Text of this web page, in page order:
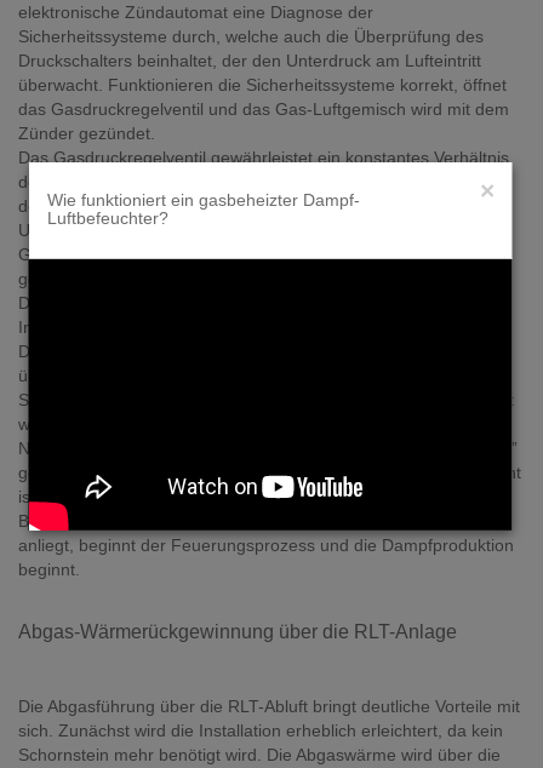
×
Wie funktioniert ein gasbeheizter Dampf-
Luftbefeuchter?
elektronische Zündautomat eine Diagnose der
Sicherheitssysteme durch, welche auch die Überprüfung des
Druckschalters beinhaltet, der den Unterdruck am Lufteintritt
überwacht. Funktionieren die Sicherheitssysteme korrekt, öffnet
das Gasdruckregelventil und das Gas-Luftgemisch wird mit dem
Zünder gezündet.
Das Gasdruckregelventil gewährleistet ein konstantes Verhältnis
der Luft zum Erdgas bzw. Propangas und zwar unabhängig von
der Gebläsedrehzahl oder von externen
Umgebungsbedingungen. Die Luft und das Gas werden im
Gebläse vollständig vermischt und durch die Brenneröffnungen
geführt, wo die Verbrennung stattfindet.
Die heissen Verbrennungsgase strömen über eine Schikane im
Innern des Wärmetauschers zum Abgasaustritt.
Das Niveau im Wassertank wird mit der Niveaueinheit laufend
überwacht. Beim ersten Start des Gerätes überprüft die
Steuerung die Funktion der Niveaueinheit. Während diesem Test
wird der Tank zuerst bis zum Niveau „A” gefüllt, dann bis zum
Niveau „C” entleert und anschliessend wieder bis zum Niveau „A”
gefüllt. Sobald beim erneuten Füllvorgang das Niveau „B” erreicht
ist und der Test der Niveaueinheit erfolgreich war, ist der
Befeuchter betriebsbereit. Sobald eine Feuchteanforderung
anliegt, beginnt der Feuerungsprozess und die Dampfproduktion
beginnt.
Abgas-Wärmerückgewinnung über die RLT-Anlage
Die Abgasführung über die RLT-Abluft bringt deutliche Vorteile mit
sich. Zunächst wird die Installation erheblich erleichtert, da kein
Schornstein mehr benötigt wird. Die Abgaswärme wird über die